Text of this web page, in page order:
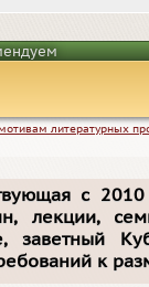
литературных
с
лекции,
к